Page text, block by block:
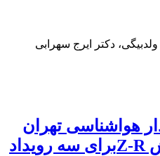
دکتر ایرج سهرابی
هواشناسی تهران
از کمیت بارش به روش Z-Rبرای سه رویداد